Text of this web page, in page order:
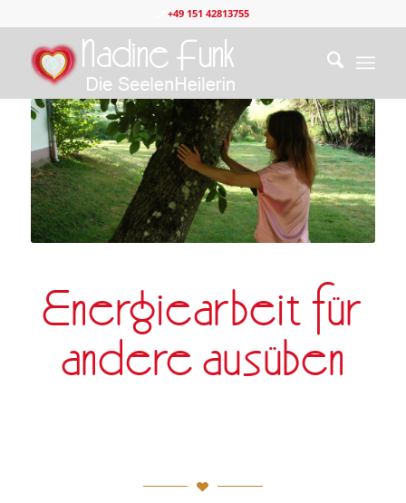
+49 151 42813755
Energiearbeit für
andere ausüben